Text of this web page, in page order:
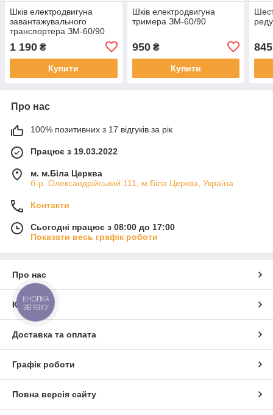
Шків електродвигуна
завантажувального
транспортера ЗМ-60/90
1 190 ₴
Купити
Шків електродвигуна
тримера ЗМ-60/90
950₴
Купити
845
Про нас
100% позитивних з 17 відгуків за рік
Працює з 19.03.2022
м. м.Біла Церква
б-р. Олександрійський 111, м.Біла Церква, Україна
Контакти
Сьогодні працює з 08:00 до 17:00
Показати весь графік роботи
Про нас
Контакти
Доставка та оплата
Графік роботи
Повна версія сайту
КНОПКА
ЗВ'ЯЗКУ